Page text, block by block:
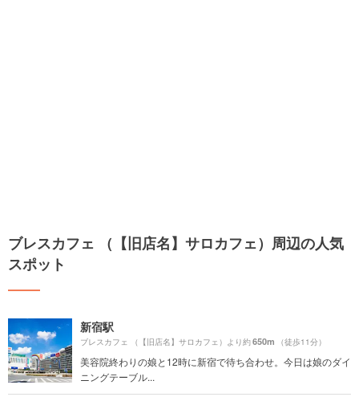
ブレスカフェ （【旧店名】サロカフェ）周辺の人気
スポット
新宿駅
ブレスカフェ （【旧店名】サロカフェ）より約650m （徒歩11分）
美容院終わりの娘と12時に新宿で待ち合わせ。今日は娘のダイ
ニングテーブル...